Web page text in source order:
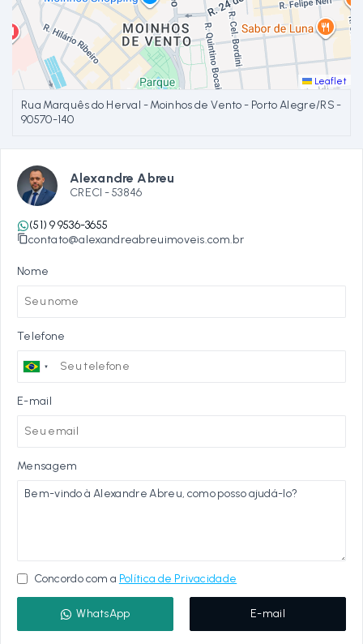
Leaflet
Rua Marquês do Herval - Moinhos de Vento - Porto Alegre/RS -
90570-140
Alexandre Abreu
CRECI -53846
(51) 9 9536-3655
contato@alexandreabreuimoveis.com.br
Nome
Telefone
E-mail
Mensagem
Concordo com a Política de Privacidade
WhatsApp E-mail